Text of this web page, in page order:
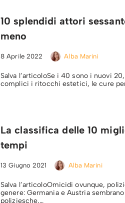
10 splendidi attori
meno
8 Aprile 2022 Alba Marini
Salva l’articoloSe i 40 sono i nuovi
complici i ritocchi estetici, le cure
La classifica delle 10
tempi
13 Giugno 2021 Alba Marini
Salva l’articoloOmicidi ovunque,
genere: Germania e Austria
poliziesche,…